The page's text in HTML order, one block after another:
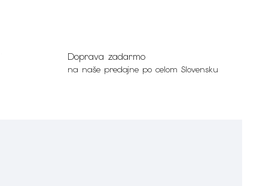
Doprava zadarmo
na naše predajne po celom Slovensku